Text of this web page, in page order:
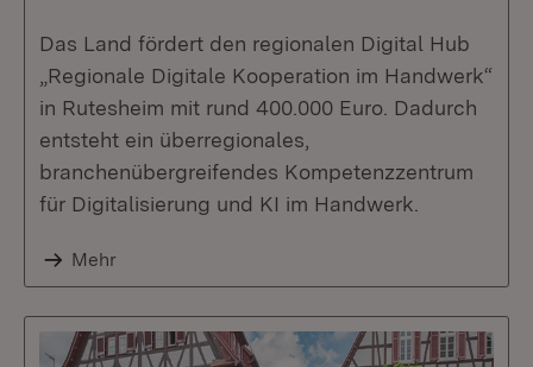
Das Land fördert den regionalen Digital Hub
„Regionale Digitale Kooperation im Handwerk“
in Rutesheim mit rund 400.000 Euro. Dadurch
entsteht ein überregionales,
branchenübergreifendes Kompetenzzentrum
für Digitalisierung und KI im Handwerk.
Mehr